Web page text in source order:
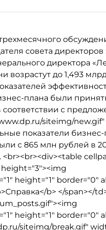
совета
директора
возрастут до 1,493
плана были
с
siteimg/
показатели
с 865 млн рублей в
height="1" border="0"
b> </span></
height="1" border="0"
siteimg/break.gif"